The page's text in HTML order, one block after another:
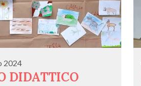
2024
DIDATTICO